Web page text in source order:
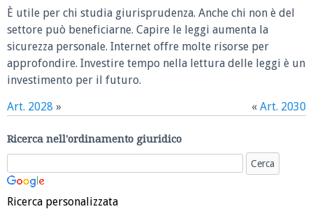
È utile per chi studia giurisprudenza. Anche chi non è del
settore può beneficiarne. Capire le leggi aumenta la
sicurezza personale. Internet offre molte risorse per
approfondire. Investire tempo nella lettura delle leggi è un
investimento per il futuro.
Art. 2028 » « Art. 2030
Ricerca nell'ordinamento giuridico
Ricerca personalizzata